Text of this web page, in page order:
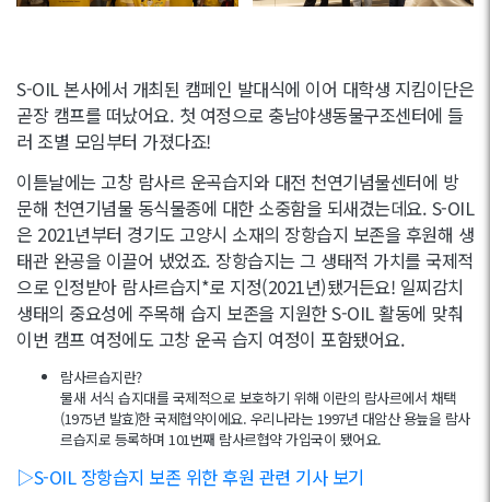
S-OIL 본사에서 개최된 캠페인 발대식에 이어 대학생 지킴이단은
곧장 캠프를 떠났어요. 첫 여정으로 충남야생동물구조센터에 들
러 조별 모임부터 가졌다죠!
이튿날에는 고창 람사르 운곡습지와 대전 천연기념물센터에 방
문해 천연기념물 동식물종에 대한 소중함을 되새겼는데요. S-OIL
은 2021년부터 경기도 고양시 소재의 장항습지 보존을 후원해 생
태관 완공을 이끌어 냈었죠. 장항습지는 그 생태적 가치를 국제적
으로 인정받아 람사르습지*로 지정(2021년)됐거든요! 일찌감치
생태의 중요성에 주목해 습지 보존을 지원한 S-OIL 활동에 맞춰
이번 캠프 여정에도 고창 운곡 습지 여정이 포함됐어요.
람사르습지란?
물새 서식 습지대를 국제적으로 보호하기 위해 이란의 람사르에서 채택
(1975년 발효)한 국제협약이에요. 우리나라는 1997년 대암산 용늪을 람사
르습지로 등록하며 101번째 람사르협약 가입국이 됐어요.
▷S-OIL 장항습지 보존 위한 후원 관련 기사 보기